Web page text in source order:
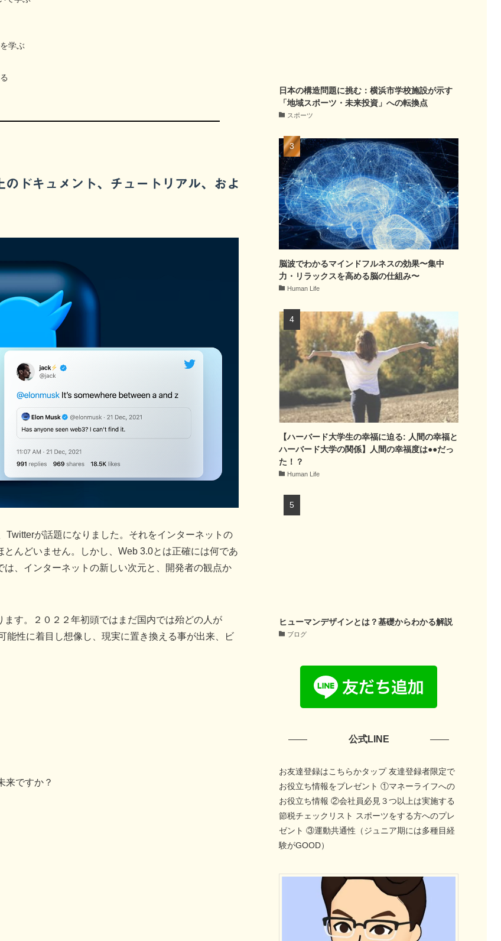
学ぶ
ドキュメント、チュートリアル、およ
が話題になりました。それをインターネットの
んどいません。しかし、Web 3.0とは正確には何であ
、インターネットの新しい次元と、開発者の観点か
す。２０２２年初頭ではまだ国内では殆どの人が
性に着目し想像し、現実に置き換える事が出来、ビ
来ですか？
日本の構造問題に挑む：横浜市学校施設が示す
「地域スポーツ・未来投資」への転換点
スポーツ
脳波でわかるマインドフルネスの効果〜集中
力・リラックスを高める脳の仕組み〜
Human Life
【ハーバード大学生の幸福に迫る: 人間の幸福と
ハーバード大学の関係】人間の幸福度は●●だっ
た！？
Human Life
ヒューマンデザインとは？基礎からわかる解説
ブログ
公式LINE
お友達登録はこちらかタップ 友達登録者限定で
お役立ち情報をプレゼント ①マネーライフへの
お役立ち情報 ②会社員必見３つ以上は実施する
節税チェックリスト スポーツをする方へのプレ
ゼント ③運動共通性（ジュニア期には多種目経
験がGOOD）